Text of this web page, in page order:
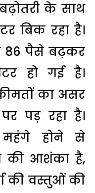
के साथ
बिक रहा है।
86 पैसे बढ़कर
हो गई है।
का असर
पड़ रहा है।
महंगे होने से
की आशंका है,
की वस्तुओं की